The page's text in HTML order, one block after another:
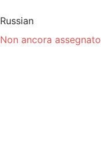
Russian
Non ancora assegnato